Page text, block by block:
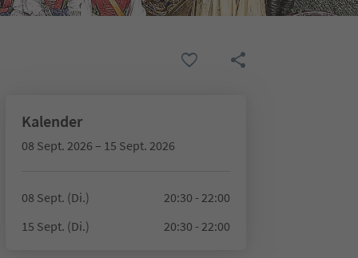
Kalender
08 Sept. 2026 – 15 Sept. 2026
08 Sept. (Di.)
20:30 - 22:00
15 Sept. (Di.)
20:30 - 22:00